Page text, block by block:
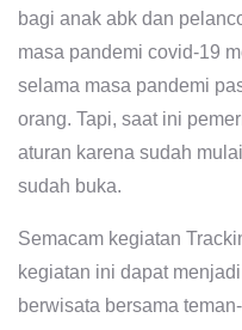
bagi anak abk dan
masa pandemi covid-19
selama masa pandemi
orang. Tapi, saat ini
aturan karena sudah
sudah buka.
Semacam kegiatan
kegiatan ini dapat
berwisata bersama